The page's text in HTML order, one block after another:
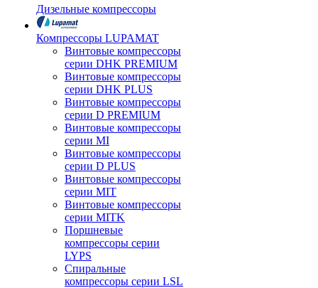
Дизельные компрессоры
Компрессоры LUPAMAT
Винтовые компрессоры
серии DHK PREMIUM
Винтовые компрессоры
серии DHK PLUS
Винтовые компрессоры
серии D PREMIUM
Винтовые компрессоры
серии MI
Винтовые компрессоры
серии D PLUS
Винтовые компрессоры
серии MIT
Винтовые компрессоры
серии MITK
Поршневые
компрессоры серии
LYPS
Спиральные
компрессоры серии LSL